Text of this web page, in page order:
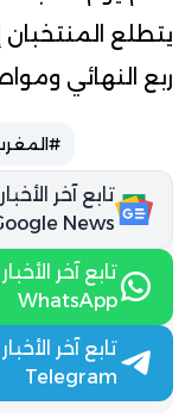
يتطلع المنتخبان
ربع النهائي
News
WhatsApp
Telegram